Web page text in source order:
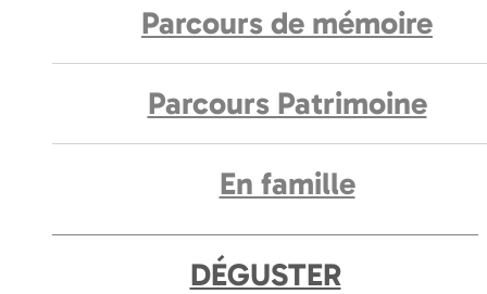
Parcours de mémoire
Parcours Patrimoine
En famille
DÉGUSTER